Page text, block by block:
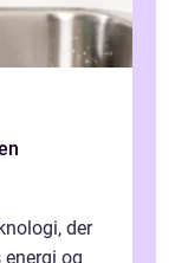
der
og